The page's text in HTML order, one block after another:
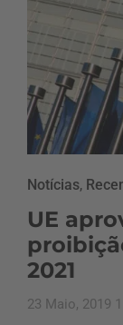
Notícias,
UE
2021
23 Maio, 2019